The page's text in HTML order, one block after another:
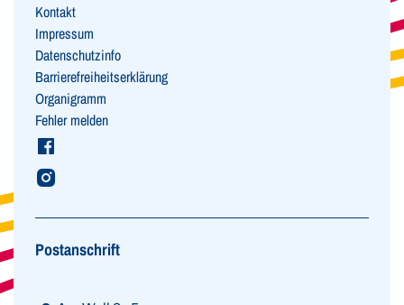
Kontakt
Impressum
Datenschutzinfo
Barrierefreiheitserklärung
Organigramm
Fehler melden
Postanschrift